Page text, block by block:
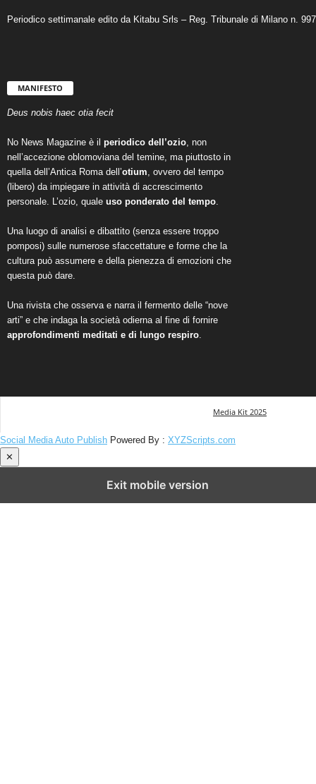
Periodico settimanale edito da Kitabu Srls – Reg. Tribunale di Milano n.
MANIFESTO
Deus nobis haec otia fecit
No News Magazine è il periodico dell’ozio, non
nell’accezione oblomoviana del temine, ma piuttosto in
quella dell’Antica Roma dell’otium, ovvero del tempo
(libero) da impiegare in attività di accrescimento
personale. L’ozio, quale uso ponderato del tempo.
Una luogo di analisi e dibattito (senza essere troppo
pomposi) sulle numerose sfaccettature e forme che la
cultura può assumere e della pienezza di emozioni che
questa può dare.
Una rivista che osserva e narra il fermento delle “nove
arti” e che indaga la società odierna al fine di fornire
approfondimenti meditati e di lungo respiro.
Media Kit 2025
Social Media Auto Publish Powered By : XYZScripts.com
✕
Exit mobile version